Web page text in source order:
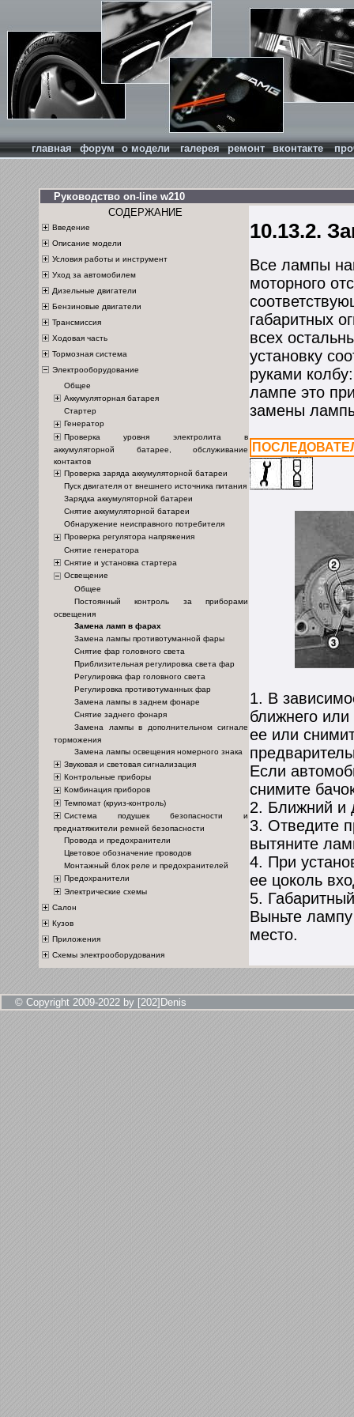
главная форум о модели галерея ремонт вконтакте
Руководство on-line w210
СОДЕРЖАНИЕ
Введение
Описание модели
Условия работы и инструмент
Уход за автомобилем
Дизельные двигатели
Бензиновые двигатели
Трансмиссия
Ходовая часть
Тормозная система
Электрооборудование
Общее
Аккумуляторная батарея
Стартер
Генератор
Проверка уровня электролита в
аккумуляторной батарее, обслуживание
контактов
Проверка заряда аккумуляторной батареи
Пуск двигателя от внешнего источника питания
Зарядка аккумуляторной батареи
Снятие аккумуляторной батареи
Обнаружение неисправного потребителя
Проверка регулятора напряжения
Снятие генератора
Снятие и установка стартера
Освещение
Общее
Постоянный контроль за приборами
освещения
Замена ламп в фарах
Замена лампы противотуманной фары
Снятие фар головного света
Приблизительная регулировка света фар
Регулировка фар головного света
Регулировка противотуманных фар
Замена лампы в заднем фонаре
Снятие заднего фонаря
Замена лампы в дополнительном сигнале
торможения
Замена лампы освещения номерного знака
Звуковая и световая сигнализация
Контрольные приборы
Комбинация приборов
Темпомат (круиз-контроль)
Система подушек безопасности и
преднатяжители ремней безопасности
Провода и предохранители
Цветовое обозначение проводов
Монтажный блок реле и предохранителей
Предохранители
Электрические схемы
Салон
Кузов
Приложения
Схемы электрооборудования
10.13.2.
Все лампы
моторного
габаритных
всех
установку
руками
лампе это
замены
1. В
ближнего или
ее или
Если
снимите
2. Ближний и
3. Отведите
вытяните
4. При
ее цоколь
5.
Выньте
место.
© Copyright 2009-2022 by [202]Denis